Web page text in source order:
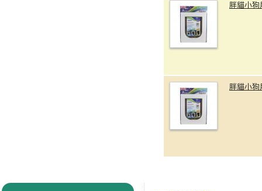
胖貓小狗
胖貓小狗